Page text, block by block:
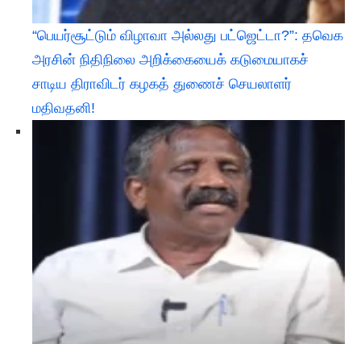
“பெயர்சூட்டும் விழாவா அல்லது பட்ஜெட்டா?”: தவெக
அரசின் நிதிநிலை அறிக்கையைக் கடுமையாகச்
சாடிய திராவிடர் கழகத் துணைச் செயலாளர்
மதிவதனி!